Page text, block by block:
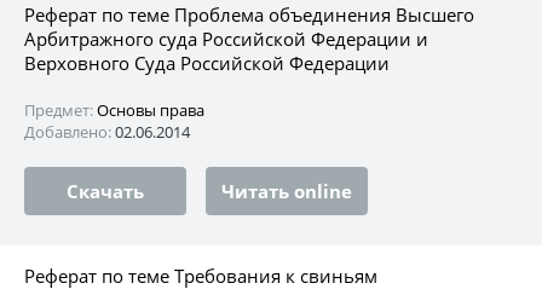
Реферат по теме Проблема объединения Высшего
Арбитражного суда Российской Федерации и
Верховного Суда Российской Федерации
Предмет:Основы права
Добавлено:02.06.2014
Скачать Читать online
Реферат по теме Требования к свиньям